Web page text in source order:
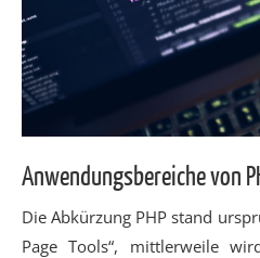
Anwendungsbereiche von
Die Abkürzung PHP stand
Page Tools“, mittlerweile